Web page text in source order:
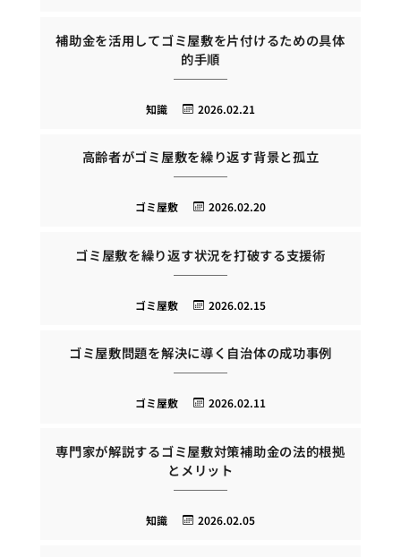
補助金を活用してゴミ屋敷を片付けるための具体
的手順
2026.02.21
知識
高齢者がゴミ屋敷を繰り返す背景と孤立
2026.02.20
ゴミ屋敷
ゴミ屋敷を繰り返す状況を打破する支援術
2026.02.15
ゴミ屋敷
ゴミ屋敷問題を解決に導く自治体の成功事例
2026.02.11
ゴミ屋敷
専門家が解説するゴミ屋敷対策補助金の法的根拠
とメリット
2026.02.05
知識